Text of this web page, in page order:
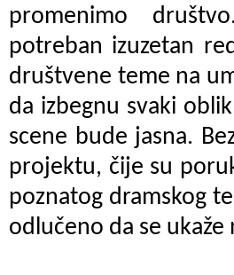
promenimo
potreban izuzetan
društvene teme na
da izbegnu svaki
scene bude jasna.
projektu, čije su
poznatog dramskog
odlučeno da se